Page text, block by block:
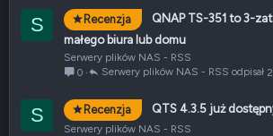
S Recenzja
QNAP TS-351 to 3-
małego biura lub domu
Serwery plików NAS - RSS
0
Serwery plików NAS - RSS
S Recenzja QTS 4.3.5 już
Serwery plików NAS - RSS